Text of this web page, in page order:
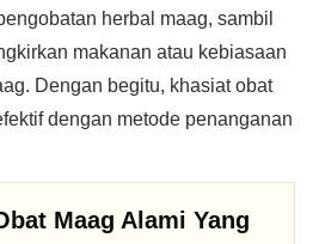
herbal maag, sambil
makanan atau kebiasaan
Dengan begitu, khasiat obat
dengan metode penanganan
Maag Alami Yang